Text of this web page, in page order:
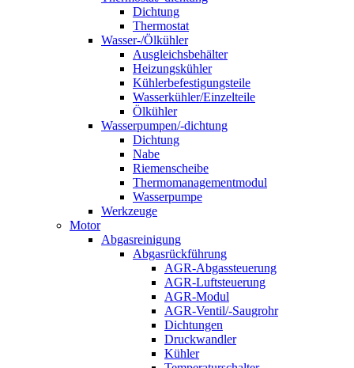
Dichtung
Thermostat
Wasser-/Ölkühler
Ausgleichsbehälter
Heizungskühler
Kühlerbefestigungsteile
Wasserkühler/Einzelteile
Ölkühler
Wasserpumpen/-dichtung
Dichtung
Nabe
Riemenscheibe
Thermomanagementmodul
Wasserpumpe
Werkzeuge
Motor
Abgasreinigung
Abgasrückführung
AGR-Abgassteuerung
AGR-Luftsteuerung
AGR-Modul
AGR-Ventil/-Saugrohr
Dichtungen
Druckwandler
Kühler